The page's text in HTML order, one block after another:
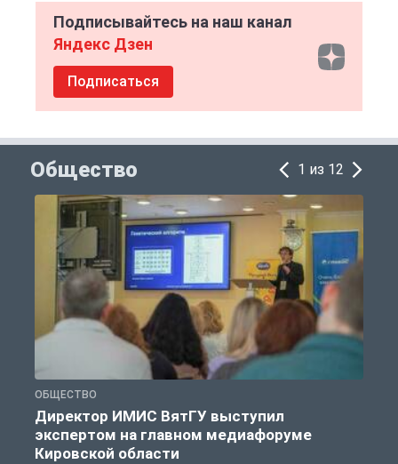
Подписывайтесь на наш канал
Яндекс Дзен
Подписаться
Общество 1 из 12
ОБЩЕСТВО
Директор ИМИС ВятГУ выступил
экспертом на главном медиафоруме
Кировской области